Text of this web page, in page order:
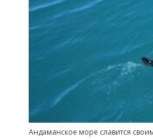
Андаманское море славится